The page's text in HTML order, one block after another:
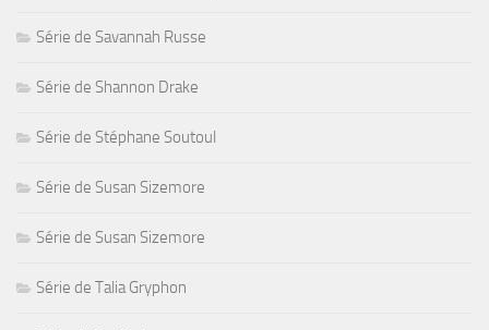
Série de Savannah Russe
Série de Shannon Drake
Série de Stéphane Soutoul
Série de Susan Sizemore
Série de Susan Sizemore
Série de Talia Gryphon